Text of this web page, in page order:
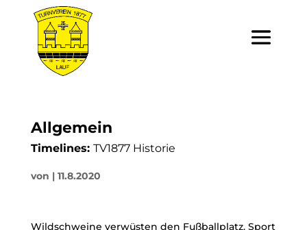
Allgemein
Timelines: TV1877 Historie
von | 11.8.2020
Wildschweine verwüsten den Fußballplatz. Sport